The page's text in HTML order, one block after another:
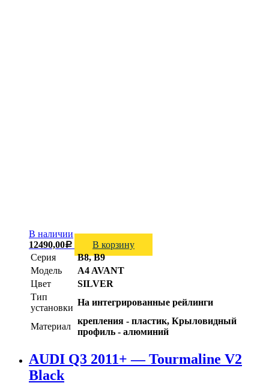
В наличии
12490,00Р
В корзину
Серия
B8, B9
Модель
A4 AVANT
Цвет
SILVER
Тип
установки
На интегрированные рейлинги
Материал
крепления - пластик, Крыловидный
профиль - алюминий
AUDI Q3 2011+ — Tourmaline V2
Black